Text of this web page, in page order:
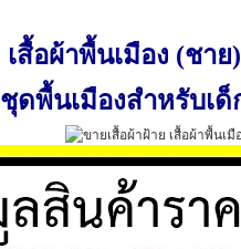
เสื้อผ้าพื้นเมือง (ชาย)
ชุดพื้นเมืองสำหรับเด็